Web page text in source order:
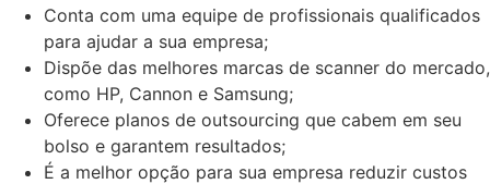
Conta com uma equipe de profissionais qualificados
para ajudar a sua empresa;
Dispõe das melhores marcas de scanner do mercado,
como HP, Cannon e Samsung;
Oferece planos de outsourcing que cabem em seu
bolso e garantem resultados;
É a melhor opção para sua empresa reduzir custos